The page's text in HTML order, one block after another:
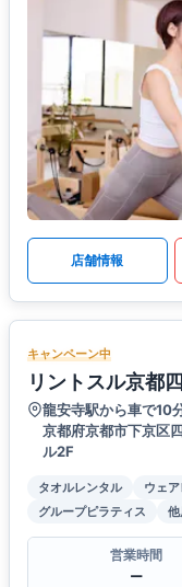
店舗情報
キャンペーン中
リントスル京都
龍安寺駅から車で10
京都府京都市下京区
ル2F
タオルレンタル ウェ
グループピラティス
営業時間
ー